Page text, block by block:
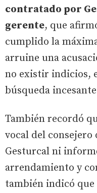
contratado por
gerente, que
cumplido la
arruine una
no existir indicios,
búsqueda
También recordó
vocal del
Gesturcal ni
arrendamiento y
también indicó